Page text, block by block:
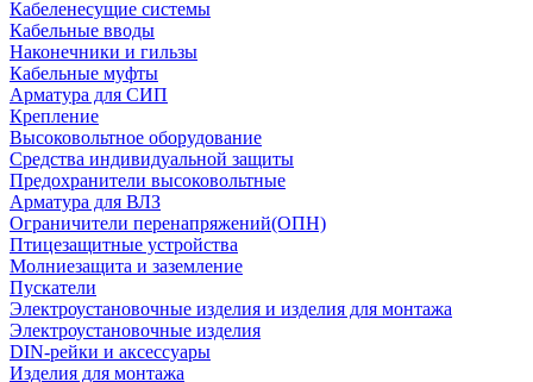
Кабеленесущие системы
Кабельные вводы
Наконечники и гильзы
Кабельные муфты
Арматура для СИП
Крепление
Высоковольтное оборудование
Средства индивидуальной защиты
Предохранители высоковольтные
Арматура для ВЛЗ
Ограничители перенапряжений(ОПН)
Птицезащитные устройства
Молниезащита и заземление
Пускатели
Электроустановочные изделия и изделия для монтажа
Электроустановочные изделия
DIN-рейки и аксессуары
Изделия для монтажа